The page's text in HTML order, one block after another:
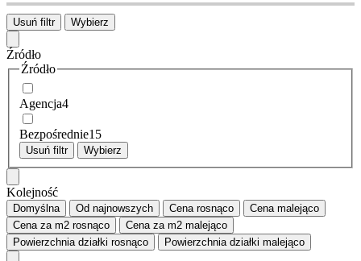
Usuń filtr Wybierz
Źródło
Źródło
Agencja4
Bezpośrednie15
Usuń filtr Wybierz
Kolejność
Domyślna Od najnowszych Cenarosnąco Cenamalejąco
Cena za m2 rosnąco Cena za m2 malejąco
Powierzchnia działki rosnąco Powierzchnia działki malejąco